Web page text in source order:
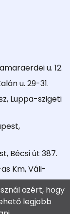
u. 12.
u. 29-31.
Luppa-szigeti
Bécsi út 387.
Km, Váli-
azért, hogy
legjobb